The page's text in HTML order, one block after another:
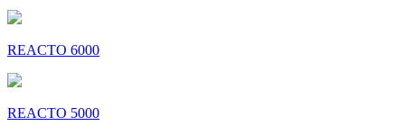
REACTO 6000
REACTO 5000